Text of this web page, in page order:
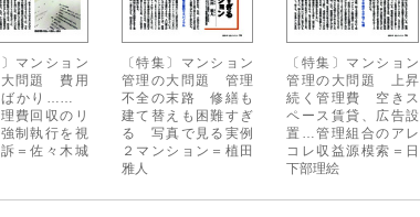
〕マンション
大問題 費用
ばかり……
費回収のリ
制執行を視
＝佐々木城
〔特集〕マンション
管理の大問題 管理
不全の末路 修繕も
建て替えも困難すぎ
る 写真で見る実例
２マンション＝植田
雅人
〔特集〕マンション
管理の大問題 上昇
続く管理費 空きス
ペース賃貸、広告設
置…管理組合のアレ
コレ収益源模索＝日
下部理絵